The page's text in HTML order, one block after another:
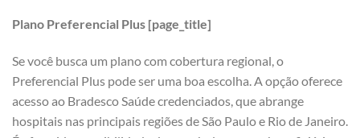
Plano Preferencial Plus [page_title]
Se você busca um plano com cobertura regional, o
Preferencial Plus pode ser uma boa escolha. A opção oferece
acesso ao Bradesco Saúde credenciados, que abrange
hospitais nas principais regiões de São Paulo e Rio de Janeiro.